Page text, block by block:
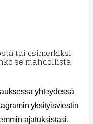
tai esimerkiksi
se mahdollista
yhteydessä
yksityisviestin
ajatuksistasi.